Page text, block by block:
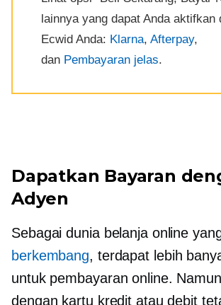
lainnya yang dapat Anda aktifkan
Ecwid Anda: Klarna, Afterpay,
dan Pembayaran jelas.
Dapatkan Bayaran
Adyen
Sebagai dunia belanja online
berkembang, terdapat lebih
untuk pembayaran online.
dengan kartu kredit atau debit